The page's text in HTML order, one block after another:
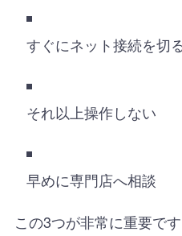
すぐにネット接続を切
それ以上操作しない
早めに専門店へ相談
この3つが非常に重要です